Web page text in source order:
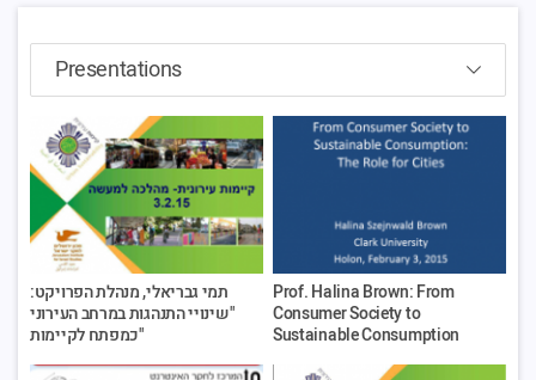
תמי גבריאלי, מנהלת הפרויקט:
"שינויי התנהגות במרחב העירוני
כמפתח לקיימות"
Prof. Halina Brown: From
Consumer Society to
Sustainable Consumption